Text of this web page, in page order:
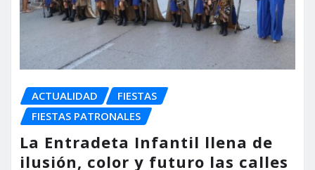
ACTUALIDAD
FIESTAS
FIESTAS PATRONALES
La Entradeta Infantil llena de
ilusión, color y futuro las calles